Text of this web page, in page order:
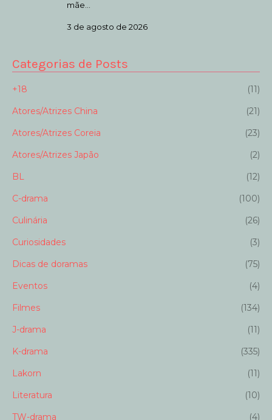
mãe…
3 de agosto de 2026
Categorias de Posts
+18
(11)
Atores/Atrizes China
(21)
Atores/Atrizes Coreia
(23)
Atores/Atrizes Japão
(2)
BL
(12)
C-drama
(100)
Culinária
(26)
Curiosidades
(3)
Dicas de doramas
(75)
Eventos
(4)
Filmes
(134)
J-drama
(11)
K-drama
(335)
Lakorn
(11)
Literatura
(10)
TW-drama
(4)